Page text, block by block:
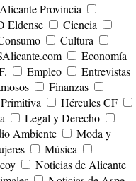
Alicante Provincia
Eldense
Ciencia
Cultura
Economía
Empleo
Entrevistas
Finanzas
Hércules CF
Legal y Derecho
Ambiente
Moda y
Música
Noticias de Alicante